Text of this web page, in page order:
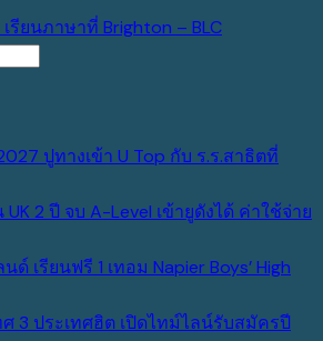
รียนภาษาที่ Brighton – BLC
ปูทางเข้า U Top กับ ร.ร.สาธิตที่
UK 2 ปี จบ A-Level เข้ายูดังได้ ค่าใช้จ่าย
เรียนฟรี 1 เทอม Napier Boys’ High
3 ประเทศฮิต เปิดไทม์ไลน์รับสมัครปี